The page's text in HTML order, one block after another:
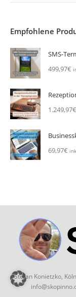
Empfohlene
SMS-
499,97€
1.249,97€
69,97€
Stefan Konietzko,